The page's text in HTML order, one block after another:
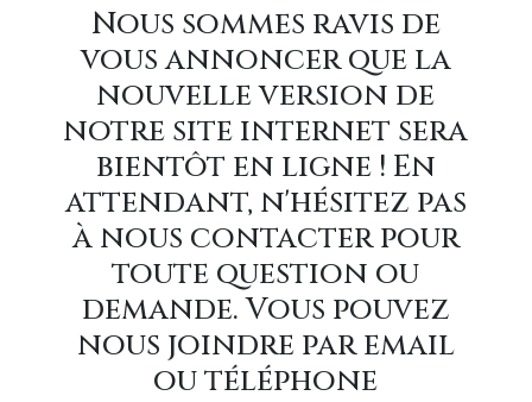
Nous sommes ravis de
vous annoncer que la
nouvelle version de
notre site internet sera
bientôt en ligne ! En
attendant, n'hésitez pas
à nous contacter pour
toute question ou
demande. Vous pouvez
nous joindre par email
ou téléphone